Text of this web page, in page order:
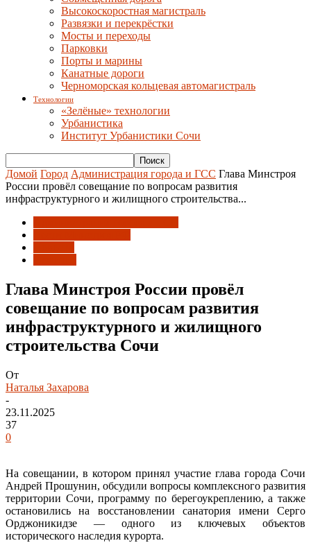
Высокоскоростная магистраль
Развязки и перекрёстки
Мосты и переходы
Парковки
Порты и марины
Канатные дороги
Черноморская кольцевая автомагистраль
Технологии
«Зелёные» технологии
Урбанистика
Институт Урбанистики Сочи
Домой Город Администрация города и ГСС Глава Минстроя
России провёл совещание по вопросам развития
инфраструктурного и жилищного строительства...
Глава Минстроя России провёл
совещание по вопросам развития
инфраструктурного и жилищного
строительства Сочи
От
Наталья Захарова
-
23.11.2025
37
0
На совещании, в котором принял участие глава города Сочи
Андрей Прошунин, обсудили вопросы комплексного развития
территории Сочи, программу по берегоукреплению, а также
остановились на восстановлении санатория имени Серго
Орджоникидзе — одного из ключевых объектов
исторического наследия курорта.